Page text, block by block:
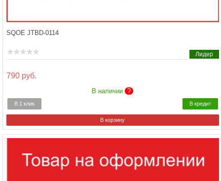
SQOE JTBD-0114
790 руб.
В наличии ?
В 1 клик В кредит
Лидер